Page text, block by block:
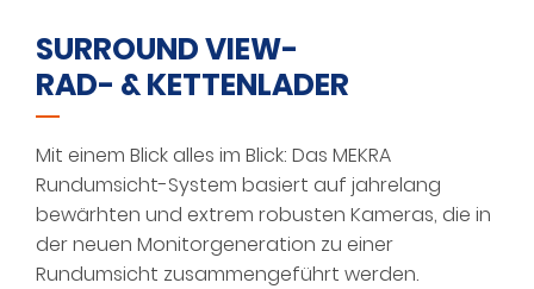
SURROUND VIEW-
RAD- & KETTENLADER
Mit einem Blick alles im Blick: Das MEKRA
Rundumsicht-System basiert auf jahrelang
bewärhten und extrem robusten Kameras, die in
der neuen Monitorgeneration zu einer
Rundumsicht zusammengeführt werden.